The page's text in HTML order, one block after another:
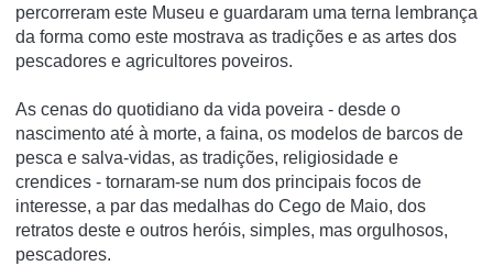
percorreram este Museu e guardaram uma terna lembrança
da forma como este mostrava as tradições e as artes dos
pescadores e agricultores poveiros.
As cenas do quotidiano da vida poveira - desde o
nascimento até à morte, a faina, os modelos de barcos de
pesca e salva-vidas, as tradições, religiosidade e
crendices - tornaram-se num dos principais focos de
interesse, a par das medalhas do Cego de Maio, dos
retratos deste e outros heróis, simples, mas orgulhosos,
pescadores.